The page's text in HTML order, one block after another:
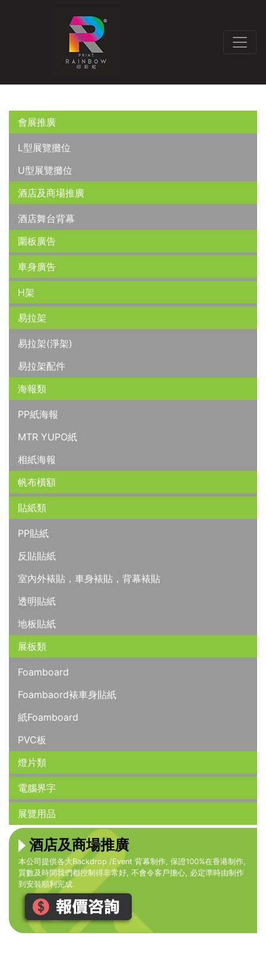
會展推廣
L型展覽攤位
U型展覽攤位
酒店及商場推廣
酒店舞台背幕
圍板廣告
車身廣告
H架
易拉架
易拉架(淨架)
易拉架配件
海報類
PP紙海報
MTR YUPO紙
相紙海報
帆布橫額
貼紙類
PP貼紙
反貼貼紙
室內外裱貼，車身裱貼，背幕裱貼
透明貼紙
地板貼紙
展板類
Foamboard
Foambaord裱車身貼紙
紙Foamboard
PVC板
燈片類
電腦界字
展覽用品
酒店及商場推廣
本公司提供各大Backdrop /Event 背幕制作, 保證100%在香港制作,
質數及時間我們都控制得非常好, 不會令客戶擔心, 必定準時由制作
到安裝順利完成.